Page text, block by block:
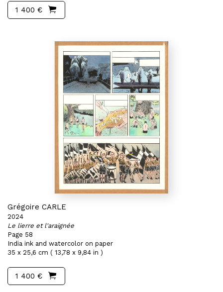
1 400 €
Grégoire CARLE
2024
Le lierre et l'araignée
Page 58
India ink and watercolor on paper
35 x 25,6 cm ( 13,78 x 9,84 in )
1 400 €